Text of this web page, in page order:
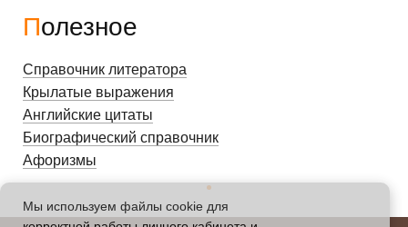
Полезное
Справочник литератора
Крылатые выражения
Английские цитаты
Биографический справочник
Афоризмы
Мы используем файлы cookie для